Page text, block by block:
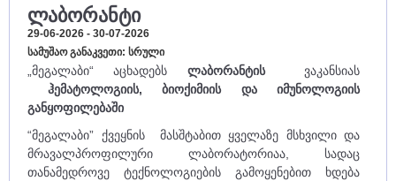
ლაბორანტი
29-06-2026 - 30-07-2026
სამუშაო განაკვეთი: სრული
„მეგალაბი“ აცხადებს ლაბორანტის
ვაკანსიას
ჰემატოლოგიის, ბიოქიმიის და იმუნოლოგიის
განყოფილებაში
“მეგალაბი” ქვეყნის მასშტაბით ყველაზე მსხვილი და
მრავალპროფილური ლაბორატორიაა, სადაც
თანამედროვე ტექნოლოგიების გამოყენებით ხდება